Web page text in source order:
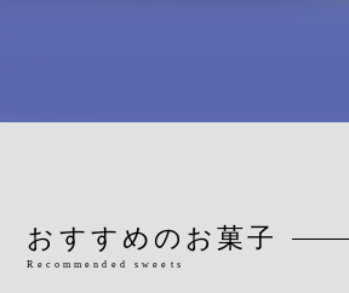
おすすめのお菓子
Recommended sweets